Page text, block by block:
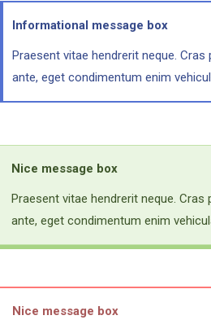
Informational message box
Praesent vitae hendrerit neque.
ante, eget condimentum enim
Nice message box
Praesent vitae hendrerit neque.
ante, eget condimentum enim
Nice message box